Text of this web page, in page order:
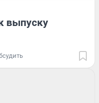
выпуску